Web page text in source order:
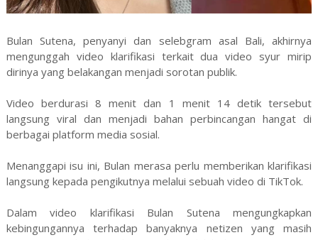
Bulan Sutena, penyanyi dan selebgram asal Bali, akhirnya
mengunggah video klarifikasi terkait dua video syur mirip
dirinya yang belakangan menjadi sorotan publik.
Video berdurasi 8 menit dan 1 menit 14 detik tersebut
langsung viral dan menjadi bahan perbincangan hangat di
berbagai platform media sosial.
Menanggapi isu ini, Bulan merasa perlu memberikan klarifikasi
langsung kepada pengikutnya melalui sebuah video di TikTok.
Dalam video klarifikasi Bulan Sutena mengungkapkan
kebingungannya terhadap banyaknya netizen yang masih